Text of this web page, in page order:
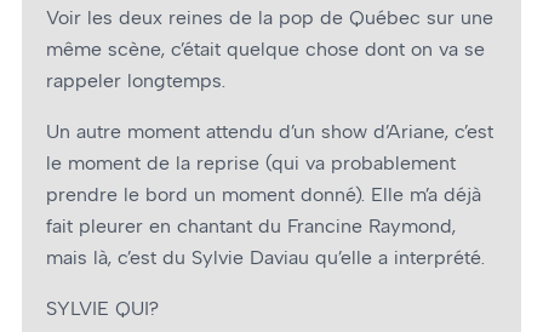
Voir les deux reines de la pop de Québec sur une
même scène, c’était quelque chose dont on va se
rappeler longtemps.
Un autre moment attendu d’un show d’Ariane, c’est
le moment de la reprise (qui va probablement
prendre le bord un moment donné). Elle m’a déjà
fait pleurer en chantant du Francine Raymond,
mais là, c’est du Sylvie Daviau qu’elle a interprété.
SYLVIE QUI?